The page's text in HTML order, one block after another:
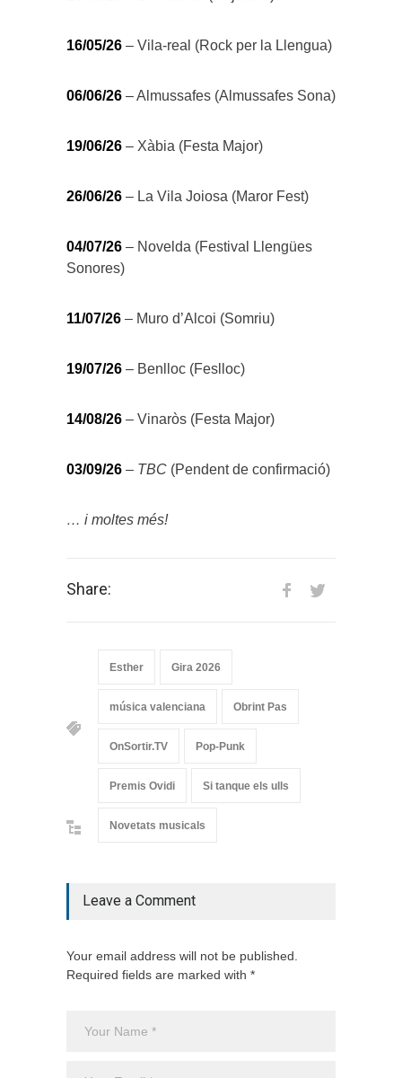
16/05/26 – Vila-real (Rock per la Llengua)
06/06/26 – Almussafes (Almussafes Sona)
19/06/26 – Xàbia (Festa Major)
26/06/26 – La Vila Joiosa (Maror Fest)
04/07/26 – Novelda (Festival Llengües
Sonores)
11/07/26 – Muro d’Alcoi (Somriu)
19/07/26 – Benlloc (Feslloc)
14/08/26 – Vinaròs (Festa Major)
03/09/26 – TBC (Pendent de confirmació)
… i moltes més!
Share:
Esther Gira 2026
música valenciana Obrint Pas
OnSortir.TV Pop-Punk
Premis Ovidi Si tanque els ulls
Novetats musicals
Leave a Comment
Your email address will not be published.
Required fields are marked with *